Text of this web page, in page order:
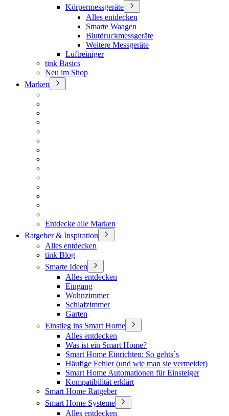
Körpermessgeräte
Alles entdecken
Smarte Waagen
Blutdruckmessgeräte
Weitere Messgeräte
Luftreiniger
tink Basics
Neu im Shop
Marken
Entdecke alle Marken
Ratgeber & Inspiration
Alles entdecken
tink Blog
Smarte Ideen
Alles entdecken
Eingang
Wohnzimmer
Schlafzimmer
Garten
Einstieg ins Smart Home
Alles entdecken
Was ist ein Smart Home?
Smart Home Einrichten: So gehts`s
Häufige Fehler (und wie man sie vermeidet)
Smart Home Automationen für Einsteiger
Kompatibilität erklärt
Smart Home Ratgeber
Smart Home Systeme
Alles entdecken